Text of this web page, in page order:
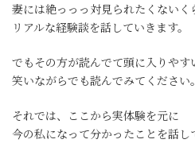
妻には絶っっっ対見られたくないく
リアルな経験談を話していきます。
でもその方が読んでて頭に入りやす
笑いながらでも読んでみてください。
それでは、ここから実体験を元に
今の私になって分かったことを話し